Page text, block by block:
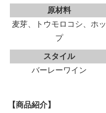
原材料
麦芽、トウモロコシ、ホッ
プ
スタイル
バーレーワイン
【商品紹介】